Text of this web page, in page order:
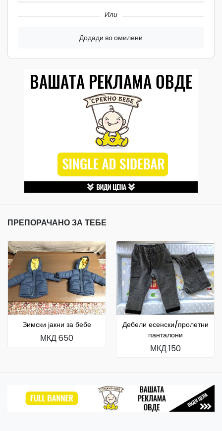
Или
Додади во омилени
ПРЕПОРАЧАНО ЗА ТЕБЕ
Зимски јакни за бебе
МКД 650
Дебели есенски/пролетни
панталони
МКД 150